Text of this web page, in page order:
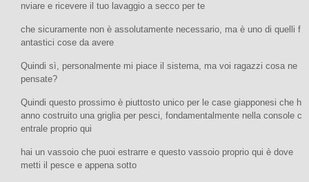
nviare e ricevere il tuo lavaggio a secco per te
che sicuramente non è assolutamente necessario, ma è uno di quelli f
antastici cose da avere
Quindi sì, personalmente mi piace il sistema, ma voi ragazzi cosa ne
pensate?
Quindi questo prossimo è piuttosto unico per le case giapponesi che h
anno costruito una griglia per pesci, fondamentalmente nella console c
entrale proprio qui
hai un vassoio che puoi estrarre e questo vassoio proprio qui è dove
metti il pesce e appena sotto